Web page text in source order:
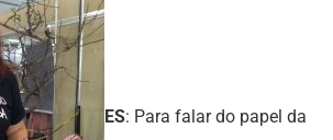
ES: Para falar do papel da